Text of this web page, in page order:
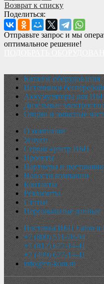
Возврат к списку
Поделиться:
Отправьте запрос и мы
оптимальное решение!
Каталог оборудования
Источники
Аккумуляторы для
Дизельные
Опции и запасные
О компании
Услуги
Сервис-центр ИБП
Проекты
Партнеры и
Новости компании
Контакты
Реквизиты
Статьи
Персональные данные
Поставка ИБП Eaton и
+7 (800) 511-70-94
+7 (812) 677-14-41
+7 (499) 677-14-41
info@en-kom.ru